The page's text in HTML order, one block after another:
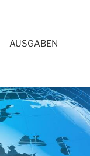
AUSGABEN